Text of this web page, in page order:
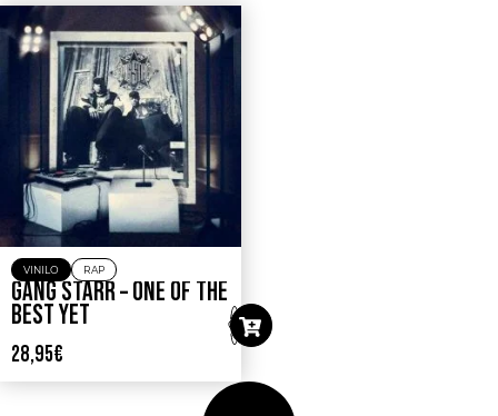
VINILO RAP
GANG STARR – ONE OF THE
BEST YET
28,95€